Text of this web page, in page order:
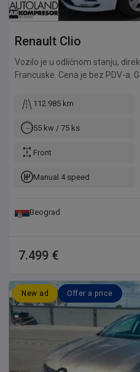
Renault Clio
Vozilo je u odličnom stanju,
Francuske. Cena je bez PDV-a.
112.985 km
55 kw / 75 ks
Front
Manual 4 speed
Beograd
7.499 €
New ad Offer a price